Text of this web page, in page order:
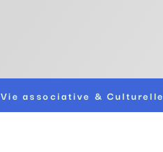
Vie associative & Culturelle